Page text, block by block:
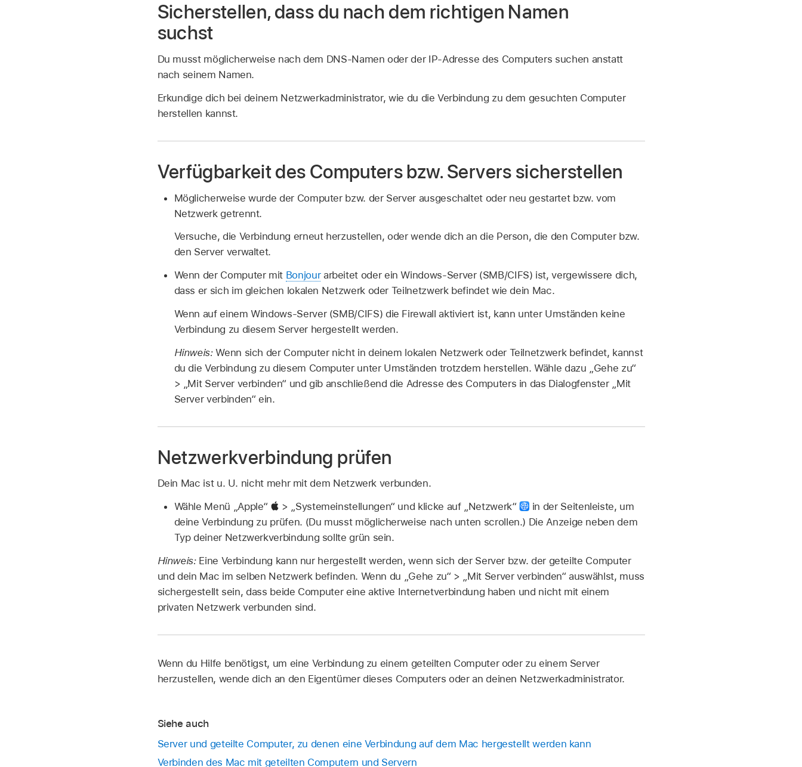
Sicherstellen, dass du nach dem richtigen Namen
suchst
Du musst möglicherweise nach dem DNS-Namen oder der IP-Adresse des Computers suchen anstatt
nach seinem Namen.
Erkundige dich bei deinem Netzwerkadministrator, wie du die Verbindung zu dem gesuchten Computer
herstellen kannst.
Verfügbarkeit des Computers bzw. Servers sicherstellen
Möglicherweise wurde der Computer bzw. der Server ausgeschaltet oder neu gestartet bzw. vom
Netzwerk getrennt.
Versuche, die Verbindung erneut herzustellen, oder wende dich an die Person, die den Computer bzw.
den Server verwaltet.
Wenn der Computer mit Bonjourarbeitet oder ein Windows-Server (SMB/CIFS) ist, vergewissere dich,
dass er sich im gleichen lokalen Netzwerk oder Teilnetzwerk befindet wie dein Mac.
Wenn auf einem Windows-Server (SMB/CIFS) die Firewall aktiviert ist, kann unter Umständen keine
Verbindung zu diesem Server hergestellt werden.
Hinweis:Wenn sich der Computer nicht in deinem lokalen Netzwerk oder Teilnetzwerk befindet, kannst
du die Verbindung zu diesem Computer unter Umständen trotzdem herstellen. Wähle dazu „Gehe zu“
> „Mit Server verbinden“ und gib anschließend die Adresse des Computers in das Dialogfenster „Mit
Server verbinden“ ein.
Netzwerkverbindung prüfen
Dein Mac ist u. U. nicht mehr mit dem Netzwerk verbunden.
Wähle Menü „Apple“
> „Systemeinstellungen“ und klicke auf „Netzwerk“
in der Seitenleiste, um
deine Verbindung zu prüfen. (Du musst möglicherweise nach unten scrollen.) Die Anzeige neben dem
Typ deiner Netzwerkverbindung sollte grün sein.
Hinweis: Eine Verbindung kann nur hergestellt werden, wenn sich der Server bzw. der geteilte Computer
und dein Mac im selben Netzwerk befinden. Wenn du „Gehe zu“ > „Mit Server verbinden“ auswählst, muss
sichergestellt sein, dass beide Computer eine aktive Internetverbindung haben und nicht mit einem
privaten Netzwerk verbunden sind.
Wenn du Hilfe benötigst, um eine Verbindung zu einem geteilten Computer oder zu einem Server
herzustellen, wende dich an den Eigentümer dieses Computers oder an deinen Netzwerkadministrator.
Siehe auch
Server und geteilte Computer, zu denen eine Verbindung auf dem Mac hergestellt werden kann
Verbinden des Mac mit geteilten Computern und Servern